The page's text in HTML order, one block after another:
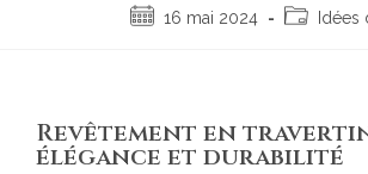
16 mai 2024 Idées
Revêtement en
élégance et durabilité